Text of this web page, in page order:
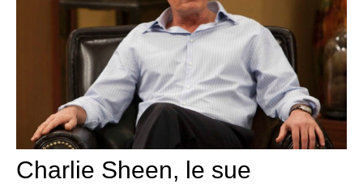
Charlie Sheen, le sue